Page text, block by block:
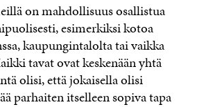
on mahdollisuus osallistua
esimerkiksi kotoa
kaupungintalolta tai vaikka
tavat ovat keskenään yhtä
olisi, että jokaisella olisi
parhaiten itselleen sopiva tapa